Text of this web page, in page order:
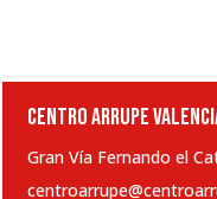
CENTRO ARRUPE
Gran Vía Fernando el